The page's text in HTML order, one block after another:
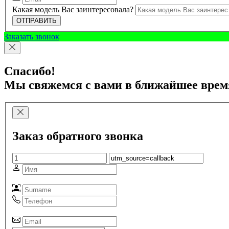
Какая модель Вас заинтересовала?
ОТПРАВИТЬ
Заказать звонок
Спасибо!
Мы свяжемся с вами в ближайшее
Заказ обратного звонка